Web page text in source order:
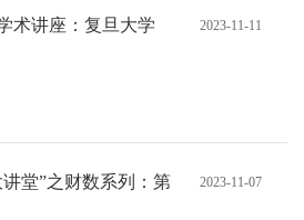
术讲座：复旦大学 2023-11-11
堂”之财数系列：第 2023-11-07